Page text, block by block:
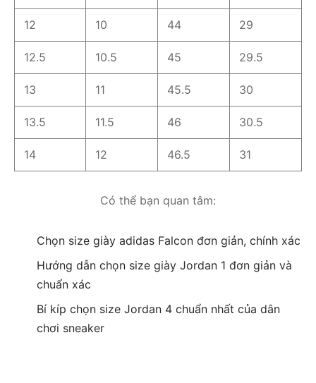
12 10 44 29
12.5 10.5 45 29.5
13 11 45.5 30
13.5 11.5 46 30.5
14 12 46.5 31
Có thể bạn quan tâm:
Chọn size giày adidas Falcon đơn giản, chính xác
Hướng dẫn chọn size giày Jordan 1 đơn giản và
chuẩn xác
Bí kíp chọn size Jordan 4 chuẩn nhất của dân
chơi sneaker